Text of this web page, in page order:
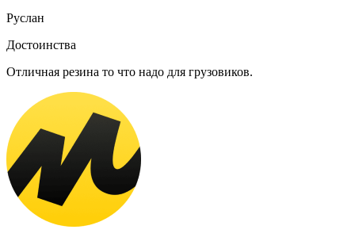
Руслан
Достоинства
Отличная резина то что надо для грузовиков.